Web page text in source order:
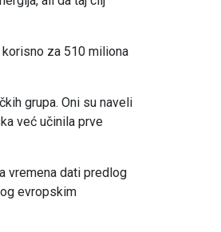
za 510 miliona
grupa. Oni su naveli
već učinila prve
vremena dati predlog
evropskim